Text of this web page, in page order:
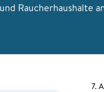
Raucherhaushalte
7.